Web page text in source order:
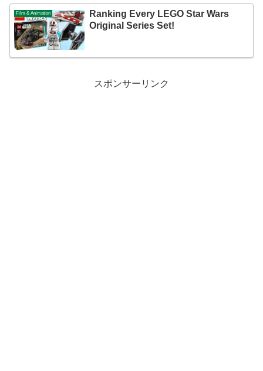
Film & Animation
Ranking Every LEGO Star Wars
Original Series Set!
スポンサーリンク